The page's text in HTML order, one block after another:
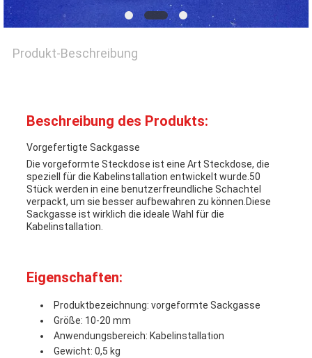
IN
VERBINDUNG
SIE EIN
ZITAT
PRIVACY
POLICY
Produkt-Beschreibung
Beschreibung des Produkts:
Vorgefertigte Sackgasse
Die vorgeformte Steckdose ist eine Art Steckdose, die
speziell für die Kabelinstallation entwickelt wurde.50
Stück werden in eine benutzerfreundliche Schachtel
verpackt, um sie besser aufbewahren zu können.Diese
Sackgasse ist wirklich die ideale Wahl für die
Kabelinstallation.
Eigenschaften:
Produktbezeichnung: vorgeformte Sackgasse
Größe: 10-20 mm
Anwendungsbereich: Kabelinstallation
Gewicht: 0,5 kg